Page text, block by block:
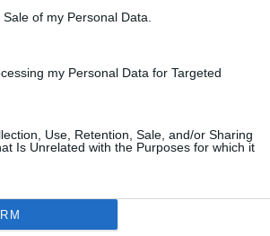
of my Personal Data.
my Personal Data for Targeted
Use, Retention, Sale, and/or Sharing
Is Unrelated with the Purposes for which it